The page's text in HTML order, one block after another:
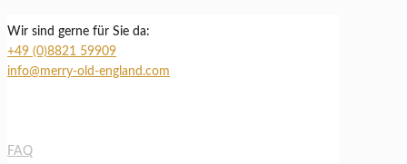
Wir sind gerne für Sie da:
+49 (0)8821 59909
info@merry-old-england.com
FAQ